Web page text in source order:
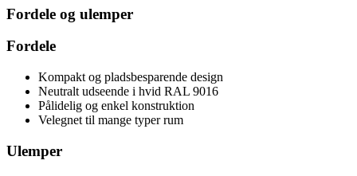
Fordele og ulemper
Fordele
Kompakt og pladsbesparende design
Neutralt udseende i hvid RAL 9016
Pålidelig og enkel konstruktion
Velegnet til mange typer rum
Ulemper